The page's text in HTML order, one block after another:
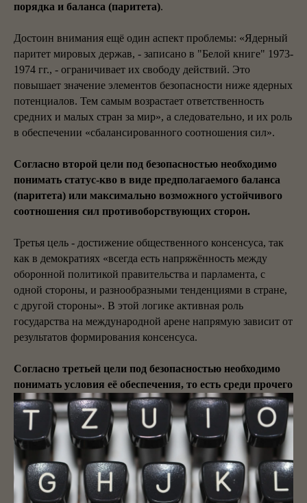
порядка и баланса (паритета).
Достоин внимания ещё один аспект проблемы: «Ядерный
паритет мировых держав, - записано в "Белой книге" 1973-
1974 гг., - ограничивает их свободу действий. Это
повышает значение элементов безопасности ниже ядерных
потенциалов. Тем самым возрастает ответственность
средних и малых стран за мир», а следовательно, и их роль
в обеспечении «сбалансированного соотношения сил».
Согласно второй цели под безопасностью необходимо
понимать статус-кво в виде предполагаемого баланса
(паритета) или максимально возможного устойчивого
соотношения сил противоборствующих сторон.
Третья цель - достижение общественного консенсуса, так
как в демократиях «всегда есть напряжённость между
оборонной политикой правительства и парламента, с
одной стороны, и разнообразными тенденциями в стране,
с другой стороны». В этой логике активная роль
государства на международной арене напрямую зависит от
результатов формирования консенсуса.
Согласно третьей цели под безопасностью необходимо
понимать условия её обеспечения, то есть среди прочего
наличие внутриполитического консенсуса относительно
обороны и принципов применения силы.
Очевидно, что общественный консенсус, касающийся
союзнических отношений, сотрудничества, роли страны в
мире и вклада в западную модель, должен периодически
обновляться. Соотношение сил, баланс (паритет), статус-